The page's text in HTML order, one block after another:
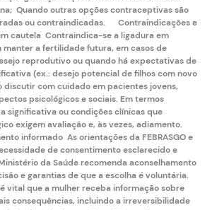
Quando outras opções contraceptivas são
ou contraindicadas. Contraindicações e
cautela Contraindica-se a ligadura em
manter a fertilidade futura, em casos de
reprodutivo ou quando há expectativas de
(ex.: desejo potencial de filhos com novo
discutir com cuidado em pacientes jovens,
psicológicos e sociais. Em termos
significativa ou condições clínicas que
exigem avaliação e, às vezes, adiamento.
informado As orientações daFEBRASGOe
de consentimento esclarecido e
da Saúde recomenda aconselhamento
e garantias de que a escolha é voluntária.
vital que a mulher receba informação sobre
consequências, incluindo a irreversibilidade